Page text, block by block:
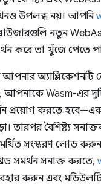
উপলব্ধ নয়। আপনি
নতুন
করে তা খুঁজে পেতে
আপনার
আপনাকে Wasm-এর দুটি
প্রয়োগ করতে হবে—একটি
তারপর বৈশিষ্ট্য
সংস্করণ লোড
সমর্থন সনাক্ত করতে,
করুন এবং